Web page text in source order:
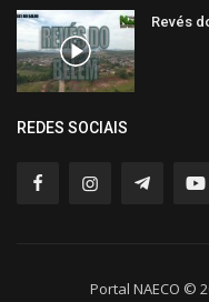
Revés
REDES SOCIAIS
Portal NAECO ©